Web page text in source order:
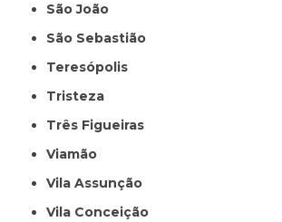
São João
São Sebastião
Teresópolis
Tristeza
Três Figueiras
Viamão
Vila Assunção
Vila Conceição